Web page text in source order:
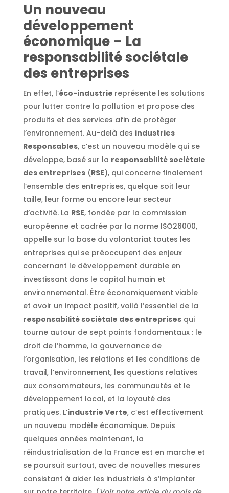
Un nouveau
développement
économique – La
responsabilité sociétale
des entreprises
En effet, l’éco-industrie représente les solutions
pour lutter contre la pollution et propose des
produits et des services afin de protéger
l’environnement. Au-delà des industries
Responsables, c’est un nouveau modèle qui se
développe, basé sur la responsabilité sociétale
des entreprises(RSE), qui concerne finalement
l’ensemble des entreprises, quelque soit leur
taille, leur forme ou encore leur secteur
d’activité. La RSE, fondée par la commission
européenne et cadrée par la norme ISO26000,
appelle sur la base du volontariat toutes les
entreprises qui se préoccupent des enjeux
concernant le développement durable en
investissant dans le capital humain et
environnemental. Être économiquement viable
et avoir un impact positif, voilà l’essentiel de la
responsabilité sociétale des entreprisesqui
tourne autour de sept points fondamentaux : le
droit de l’homme, la gouvernance de
l’organisation, les relations et les conditions de
travail, l’environnement, les questions relatives
aux consommateurs, les communautés et le
développement local, et la loyauté des
pratiques. L’industrie Verte, c’est effectivement
un nouveau modèle économique. Depuis
quelques années maintenant, la
réindustrialisation de la France est en marche et
se poursuit surtout, avec de nouvelles mesures
consistant à aider les industriels à s’implanter